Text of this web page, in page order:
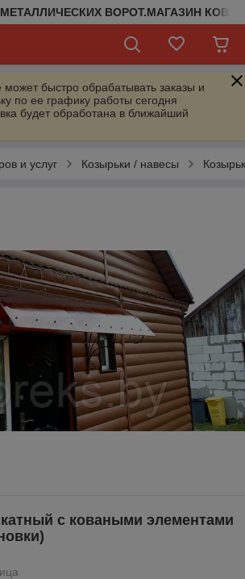
ВОРОТ.МАГАЗИН
быстро обрабатывать заказы и
по ее графику работы сегодня
будет обработана в ближайший
и услуг Козырьки / навесы
с коваными элементами